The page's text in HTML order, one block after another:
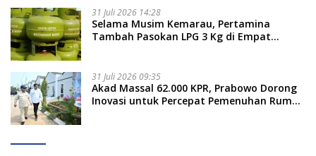
31 Juli 2026 14:28
Selama Musim Kemarau, Pertamina
Tambah Pasokan LPG 3 Kg di Empat
31 Juli 2026 09:35
Akad Massal 62.000 KPR, Prabowo Dorong
Inovasi untuk Percepat Pemenuhan Rumah